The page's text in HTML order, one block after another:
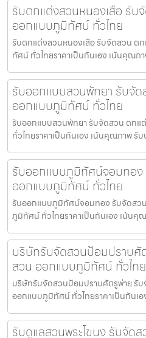
รับตกแต่งสวนหนองเสือ รับ
ออกแบบภูมิทัศน์ ทั่วไทย
รับตกแต่งสวนหนองเสือ รับจัดสวน
ทัศน์ ทั่วไทยราคาเป็นกันเอง เน้นคุณภ
รับออกแบบสวนพัทยา รับจั
ออกแบบภูมิทัศน์ ทั่วไทย
รับออกแบบสวนพัทยา รับจัดสวน ตก
ทั่วไทยราคาเป็นกันเอง เน้นคุณภาพ รั
รับออกแบบภูมิทัศน์จอมทอ
ออกแบบภูมิทัศน์ ทั่วไทย
รับออกแบบภูมิทัศน์จอมทอง รับจัดสว
ภูมิทัศน์ ทั่วไทยราคาเป็นกันเอง เน้นคุ
บริษัทรับจัดสวนป้อมปราบศั
สวน ออกแบบภูมิทัศน์ ทั่วไทย
บริษัทรับจัดสวนป้อมปราบศัตรูพ่าย รั
ออกแบบภูมิทัศน์ ทั่วไทยราคาเป็นกันเ
รับดูแลสวนพระโขนง รับจัด